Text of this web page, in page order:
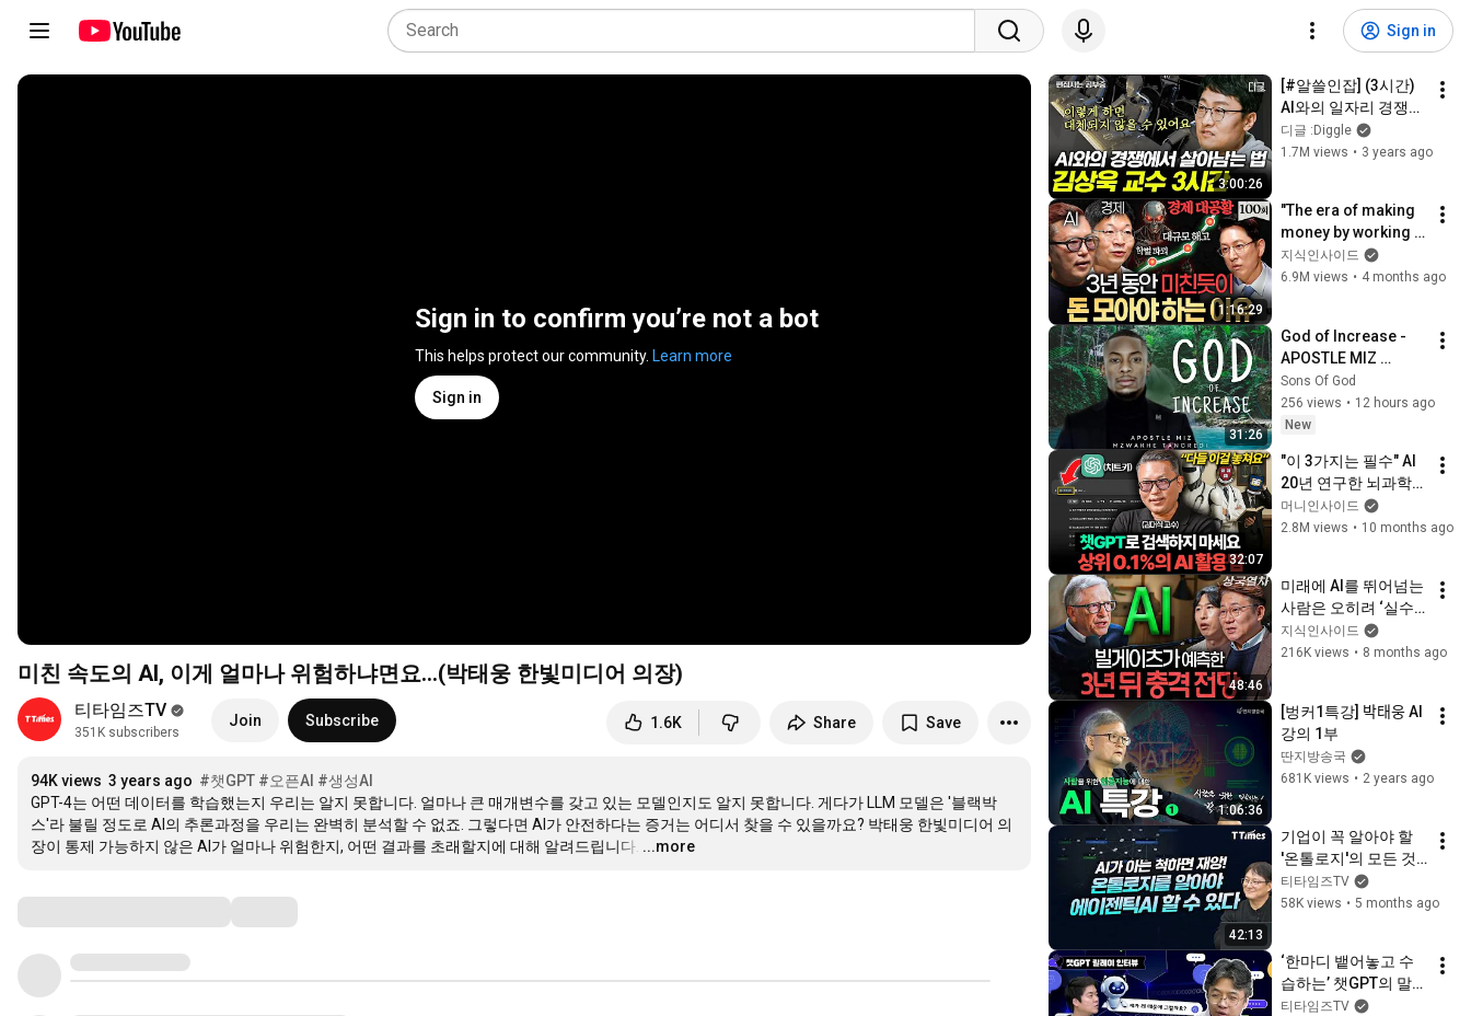
Sign in
Sign in to confirm you’re not a bot
This helps protect our community. Learn more
Sign in
미친 속도의 AI, 이게 얼마나 위험하냐면요...(박태웅 한빛미디어 의장)
티타임즈TV
351K subscribers
Join Subscribe 1.6K Share Save
94K views 3 years ago #챗GPT #오픈AI #생성AI
GPT-4는 어떤 데이터를 학습했는지 우리는 알지 못합니다. 얼마나 큰 매개변수를 갖고 있는 모델인지도 알지 못합니다. 게다가 LLM 모델은 '블랙박
스'라 불릴 정도로 AI의 추론과정을 우리는 완벽히 분석할 수 없죠. 그렇다면 AI가 안전하다는 증거는 어디서 찾을 수 있을까요? 박태웅 한빛미디어 의
장이 통제 가능하지 않은 AI가 얼마나 위험한지, 어떤 결과를 초래할지에 대해 알려드립니다. …
...more
3:00:26
[#알쓸인잡] (3시간)
AI와의 일자리 경쟁은
벌써 시작되었다? 인
간만의 가치를 지키는
디글 :Diggle
1.7M views • 3 years ago
1:16:29
"The era of making
money by working is
over." Traits of
people whose value
지식인사이드
6.9M views • 4 months ago
31:26
God of Increase -
APOSTLE MIZ
MZWAKHE
Sons Of God
256 views • 12 hours ago
New
32:07
"이 3가지는 필수" AI
20년 연구한 뇌과학자
가 챗GPT 쓰는 법 (카
이스트 김대식 교수)
머니인사이드
2.8M views • 10 months ago
48:46
미래에 AI를 뛰어넘는
사람은 오히려 ‘실수
하는 사람’입니다 | 상
국열차 EP.7 (김덕진
지식인사이드
216K views • 8 months ago
1:06:36
[벙커1특강] 박태웅 AI
강의 1부
딴지방송국
681K views • 2 years ago
42:13
기업이 꼭 알아야 할
'온톨로지'의 모든 것
(김학래 중앙대 교수)
티타임즈TV
58K views • 5 months ago
‘한마디 뱉어놓고 수
습하는’ 챗GPT의 말하
기(남세동 보이저엑스
티타임즈TV